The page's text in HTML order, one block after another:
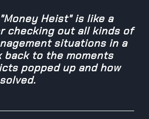
Heist" is like a
checking out all kinds of
situations in a
back to the moments
popped up and how